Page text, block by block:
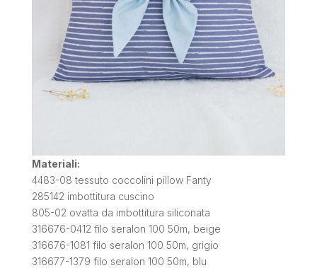
Materiali:
4483-08 tessuto coccolini pillow Fanty
285142 imbottitura cuscino
805-02 ovatta da imbottitura siliconata
316676-0412 filo seralon 100 50m, beige
316676-1081 filo seralon 100 50m, grigio
316677-1379 filo seralon 100 50m, blu